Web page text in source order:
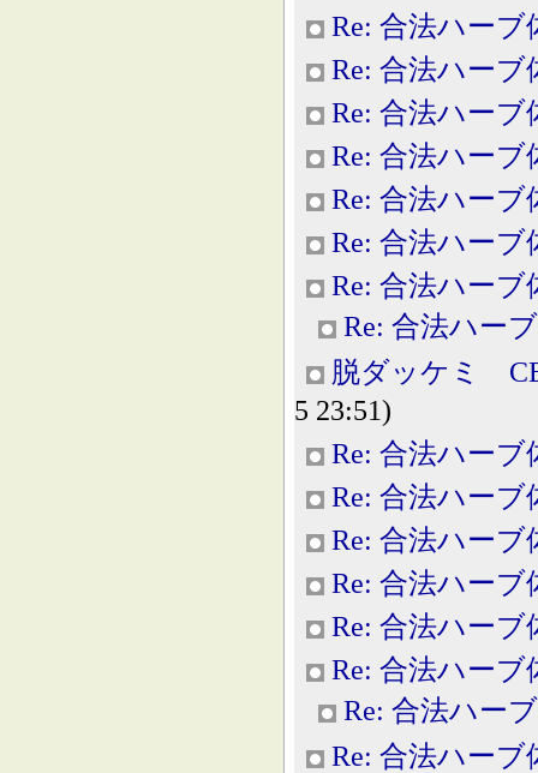
Re: 合法ハーブ
Re: 合法ハーブ
Re: 合法ハーブ
Re: 合法ハーブ
Re: 合法ハーブ
Re: 合法ハーブ
Re: 合法ハーブ
Re: 合法ハー
脱ダッケミ
5 23:51)
Re: 合法ハーブ
Re: 合法ハーブ
Re: 合法ハーブ
Re: 合法ハーブ
Re: 合法ハーブ
Re: 合法ハーブ
Re: 合法ハー
Re: 合法ハーブ